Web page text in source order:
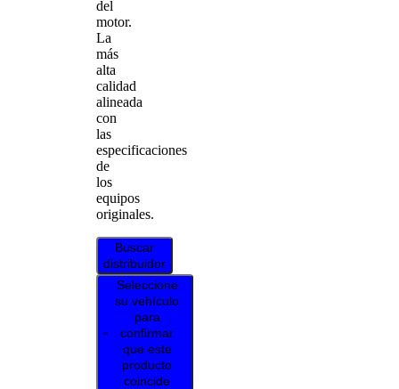
del
motor.
La
más
alta
calidad
alineada
con
las
especificaciones
de
los
equipos
originales.
Buscar
distribuidor
Seleccione
su vehículo
para
confirmar
que este
producto
coincide